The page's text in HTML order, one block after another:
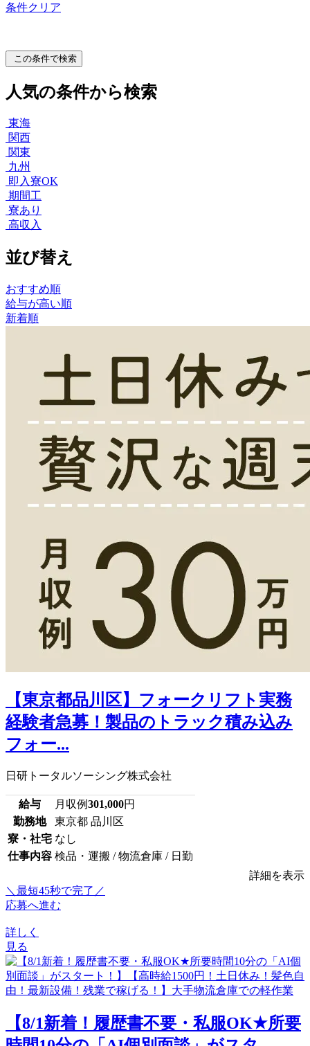
条件クリア
この条件で検索
人気の条件から検索
東海
関西
関東
九州
即入寮OK
期間工
寮あり
高収入
並び替え
おすすめ順
給与が高い順
新着順
【東京都品川区】フォークリフト実務
経験者急募！製品のトラック積み込み
フォー...
日研トータルソーシング株式会社
給与 月収例301,000円
勤務地
東京都 品川区
寮・社宅 なし
仕事内容 検品・運搬 / 物流倉庫 / 日勤
詳細を表示
＼最短45秒で完了／
応募へ進む
詳しく
見る
【8/1新着！履歴書不要・私服OK★所要